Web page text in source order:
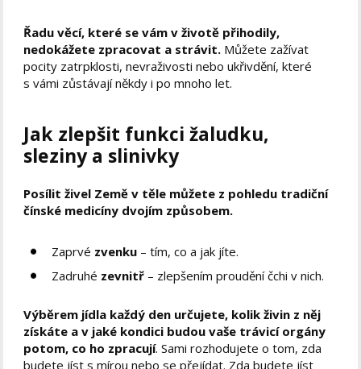
Řadu věcí, které se vám v životě přihodily,
nedokážete zpracovat a strávit. Můžete zažívat
pocity zatrpklosti, nevraživosti nebo ukřivdění, které
s vámi zůstávají někdy i po mnoho let.
Jak zlepšit funkci žaludku,
sleziny a slinivky
Posílit živel Země v těle můžete z pohledu tradiční
čínské medicíny dvojím způsobem.
Zaprvé zvenku – tím, co a jak jíte.
Zadruhé zevnitř – zlepšením proudění čchi v nich.
Výběrem jídla každý den určujete, kolik živin z něj
získáte a v jaké kondici budou vaše trávicí orgány
potom, co ho zpracují. Sami rozhodujete o tom, zda
budete jíst s mírou nebo se přejídat. Zda budete jíst